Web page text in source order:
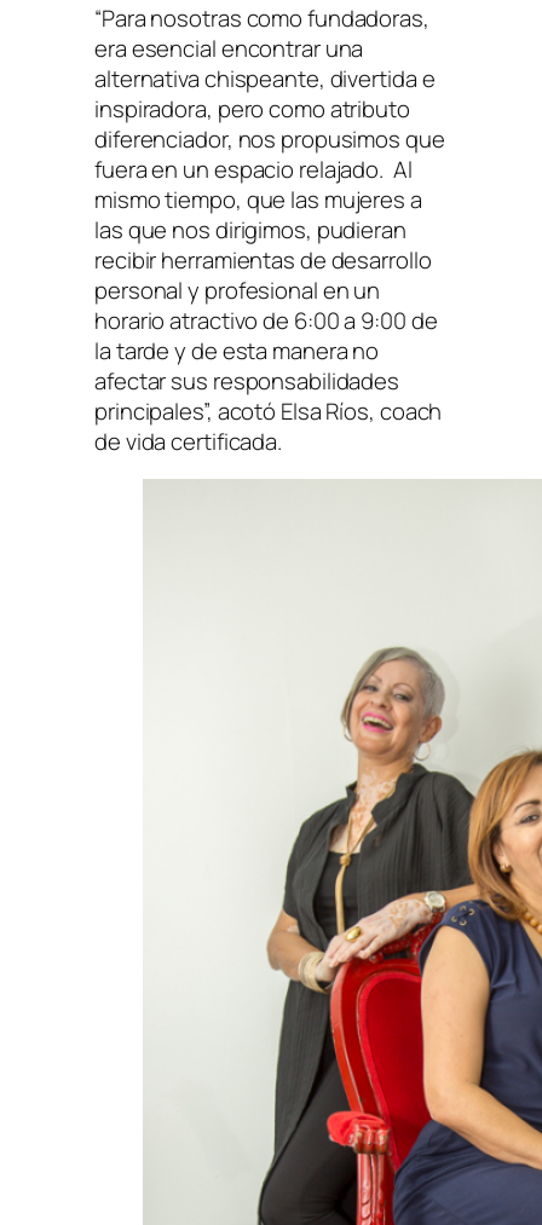
“Para nosotras como fundadoras,
era esencial encontrar una
alternativa chispeante, divertida e
inspiradora, pero como atributo
diferenciador, nos propusimos que
fuera en un espacio relajado. Al
mismo tiempo, que las mujeres a
las que nos dirigimos, pudieran
recibir herramientas de desarrollo
personal y profesional en un
horario atractivo de 6:00 a 9:00 de
la tarde y de esta manera no
afectar sus responsabilidades
principales”, acotó Elsa Ríos, coach
de vida certificada.